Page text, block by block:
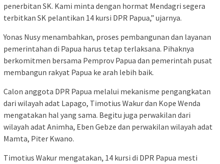
penerbitan SK. Kami minta dengan hormat Mendagri segera
terbitkan SK pelantikan 14 kursi DPR Papua,” ujarnya.
Yonas Nusy menambahkan, proses pembangunan dan layanan
pemerintahan di Papua harus tetap terlaksana. Pihaknya
berkomitmen bersama Pemprov Papua dan pemerintah pusat
membangun rakyat Papua ke arah lebih baik.
Calon anggota DPR Papua melalui mekanisme pengangkatan
dari wilayah adat Lapago, Timotius Wakur dan Kope Wenda
mengatakan hal yang sama. Begitu juga perwakilan dari
wilayah adat Animha, Eben Gebze dan perwakilan wilayah adat
Mamta, Piter Kwano.
Timotius Wakur mengatakan, 14 kursi di DPR Papua mesti